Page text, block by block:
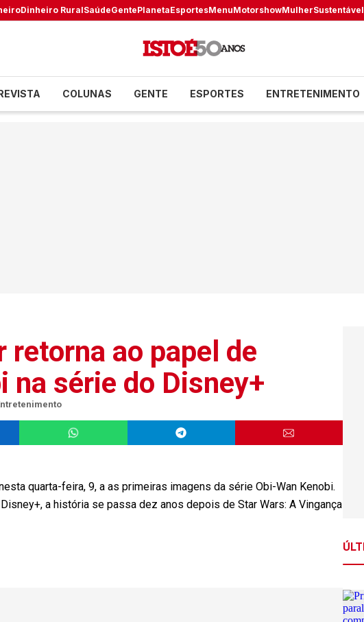
Dinheiro RuralSaúdeGentePlanetaEsportesMenuMotorshowMulherSustentável
COLUNAS GENTE ESPORTES ENTRETENIMENTO
retorna ao papel de
na série do Disney+
quarta-feira, 9, a as primeiras imagens da série Obi-Wan Kenobi.
a história se passa dez anos depois de Star Wars: A Vingança